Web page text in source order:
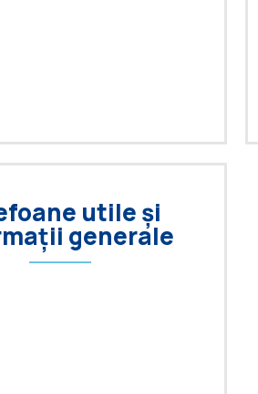
utile și
generale